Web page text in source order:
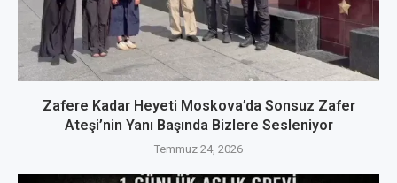
Zafere Kadar Heyeti Moskova’da Sonsuz Zafer
Ateşi’nin Yanı Başında Bizlere Sesleniyor
Temmuz 24, 2026